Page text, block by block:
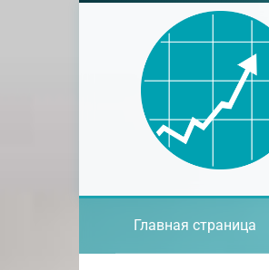
Главная страница